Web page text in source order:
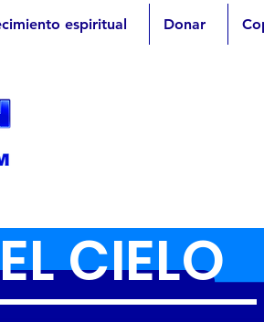
espiritual Donar
CIELO